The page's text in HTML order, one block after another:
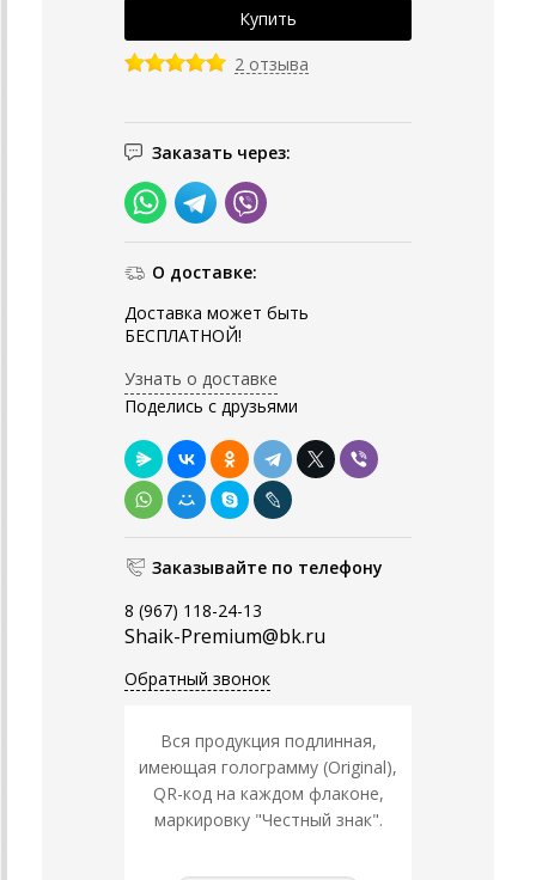
2 отзыва
Заказать через:
О доставке:
Доставка может быть
БЕСПЛАТНОЙ!
Узнать о доставке
Поделись с друзьями
Заказывайте по телефону
8 (967) 118-24-13
Shaik-Premium@bk.ru
Обратный звонок
Вся продукция подлинная,
имеющая голограмму (Original),
QR-код на каждом флаконе,
маркировку "Честный знак".